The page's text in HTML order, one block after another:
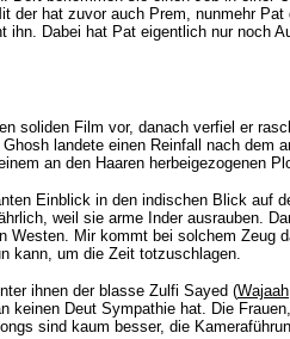
der hat zuvor auch Prem, nunmehr
ihn. Dabei hat Pat eigentlich nur noch
soliden Film vor, danach verfiel er
Ghosh landete einen Reinfall nach dem
an den Haaren herbeigezogenen
Einblick in den indischen Blick
weil sie arme Inder ausrauben.
Mir kommt bei solchem
kann, um die Zeit totzuschlagen.
ihnen der blasse Zulfi Sayed (Wajaah
keinen Deut Sympathie hat. Die
sind kaum besser, die